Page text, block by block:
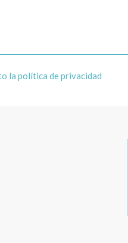
la política de privacidad